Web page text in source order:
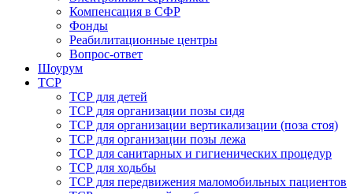
Компенсация в СФР
Фонды
Реабилитационные центры
Вопрос-ответ
Шоурум
ТСР
ТСР для детей
ТСР для организации позы сидя
ТСР для организации вертикализации (поза стоя)
ТСР для организации позы лежа
ТСР для санитарных и гигиенических процедур
ТСР для ходьбы
ТСР для передвижения маломобильных пациентов